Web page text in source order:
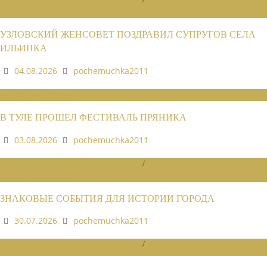
УЗЛОВСКИЙ ЖЕНСОВЕТ ПОЗДРАВИЛ СУПРУГОВ СЕЛА
ИЛЬИНКА
04.08.2026
pochemuchka2011
В ТУЛЕ ПРОШЕЛ ФЕСТИВАЛЬ ПРЯНИКА
03.08.2026
pochemuchka2011
/
ЗНАКОВЫЕ СОБЫТИЯ ДЛЯ ИСТОРИИ ГОРОДА
30.07.2026
pochemuchka2011
/